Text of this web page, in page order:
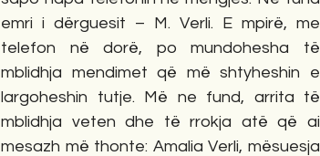
emri i dërguesit – M. Verli. E mpirë, me
telefon në dorë, po mundohesha të
mblidhja mendimet që më shtyheshin e
largoheshin tutje. Më ne fund, arrita të
mblidhja veten dhe të rrokja atë që ai
mesazh më thonte: Amalia Verli, mësuesja